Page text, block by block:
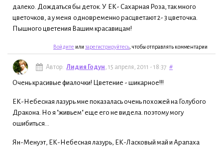
далеко. Дождаться бы деток. У ЕК- Сахарная Роза, так много
цветочков, а у меня одновременно расцветают 2- 3 цветочка.
Пышного цветения Вашим красавицам!
Войдите или зарегистрируйтесь , чтобы отправлять комментарии
Автор: Лидия Годун , 15 апреля, 2011 - 18:37 #
Очень красивые фиалочки! Цветение - шикарное!!!
ЕК-Небесная лазурь мне показалась очень похожей на Голубого
Дракона. Но я "живьем" еще его не видела. поэтому могу
ошибиться...
Ян-Менуэт, ЕК-Небесная лазурь, ЕК-Ласковый май и Арапаха